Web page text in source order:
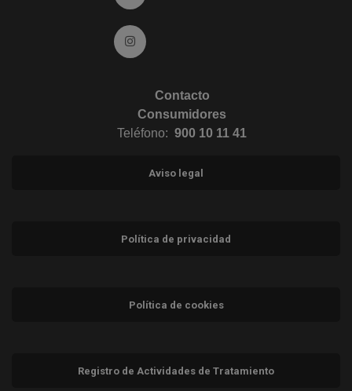
Ir a Instagram (abre en ventana nueva)
Contacto
Consumidores
Teléfono: 900 10 11 41
Aviso legal
Política de privacidad
Política de cookies
Registro de Actividades de Tratamiento